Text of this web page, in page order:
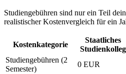
Studiengebühren sind nur ein Teil
realistischer Kostenvergleich für ein
Kostenkategorie
Staatliches
Studienkolleg
Studiengebühren (2
Semester)
0 EUR